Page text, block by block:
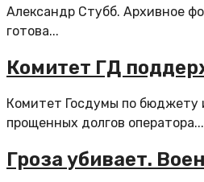
Александр Стубб. Архивное
готова...
Комитет ГД
Комитет Госдумы по бюджету
прощенных долгов оператора...
Гроза убивает.